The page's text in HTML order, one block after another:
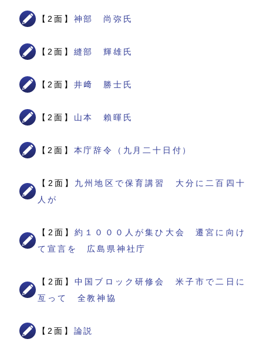
【2面】 神部 尚弥氏
【2面】 縫部 輝雄氏
【2面】 井﨑 勝士氏
【2面】 山本 賴暉氏
【2面】 本庁辞令（九月二十日付）
【2面】 九州地区で保育講習 大分に二百四十
人が
【2面】約１０００人が集ひ大会 遷宮に向け
て宣言を 広島県神社庁
【2面】中国ブロック研修会 米子市で二日に
亙って 全教神協
【2面】 論説